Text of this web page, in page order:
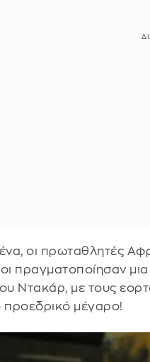
οι πρωταθλητές
πραγματοποίησαν
Ντακάρ, με τους
μέγαρο!